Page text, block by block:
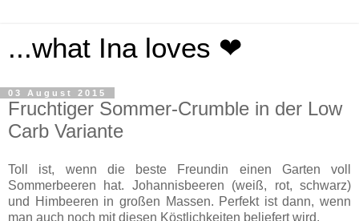
...what Ina loves ❤
03 August 2015
Fruchtiger Sommer-Crumble in der Low
Carb Variante
Toll ist, wenn die beste Freundin einen Garten voll
Sommerbeeren hat. Johannisbeeren (weiß, rot, schwarz)
und Himbeeren in großen Massen. Perfekt ist dann, wenn
man auch noch mit diesen Köstlichkeiten beliefert wird.